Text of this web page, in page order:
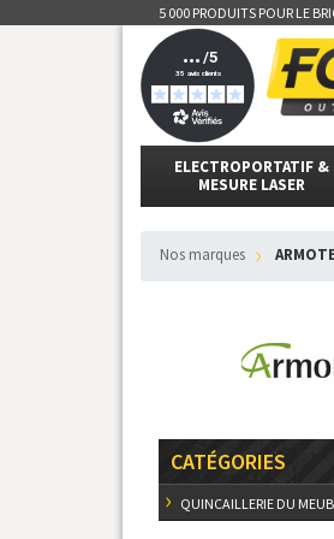
5 000 PRODUITS POUR LE
ELECTROPORTATIF &
MESURE LASER
Nos marques
CATÉGORIES
QUINCAILLERIE DU